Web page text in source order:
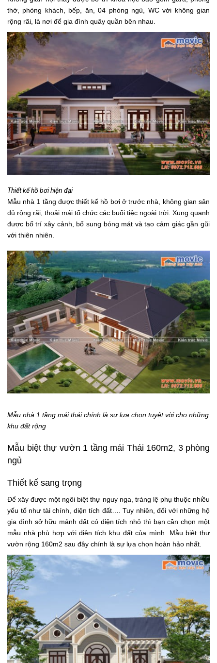
thờ, phòng khách, bếp, ăn, 04 phòng ngủ, WC với không gian
rộng rãi, là nơi để gia đình quây quần bên nhau.
Thiết kế hồ bơi hiện đại
Mẫu nhà 1 tầng được thiết kế hồ bơi ở trước nhà, không gian sân
đủ rộng rãi, thoải mái tổ chức các buổi tiệc ngoài trời. Xung quanh
được bố trí xây cảnh, bổ sung bóng mát và tạo cảm giác gần gũi
với thiên nhiên.
Mẫu nhà 1 tầng mái thái chính là sự lựa chọn tuyệt vời cho những
khu đất rộng
Mẫu biệt thự vườn 1 tầng mái Thái 160m2, 3 phòng
ngủ
Thiết kế sang trọng
Để xây được một ngôi biệt thự nguy nga, tráng lệ phụ thuộc nhiều
yếu tố như tài chính, diện tích đất…. Tuy nhiên, đối với những hộ
gia đình sở hữu mảnh đất có diện tích nhỏ thì bạn cần chọn một
mẫu nhà phù hợp với diện tích khu đất của mình. Mẫu biệt thự
vườn rộng 160m2 sau đây chính là sự lựa chọn hoàn hảo nhất.